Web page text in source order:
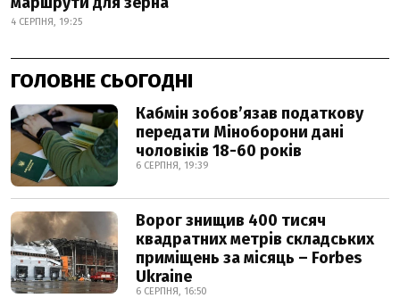
4 СЕРПНЯ, 19:25
ГОЛОВНЕ СЬОГОДНІ
Кабмін зобовʼязав податкову
передати Міноборони дані
чоловіків 18-60 років
6 СЕРПНЯ, 19:39
Ворог знищив 400 тисяч
квадратних метрів складських
приміщень за місяць – Forbes
Ukraine
6 СЕРПНЯ, 16:50